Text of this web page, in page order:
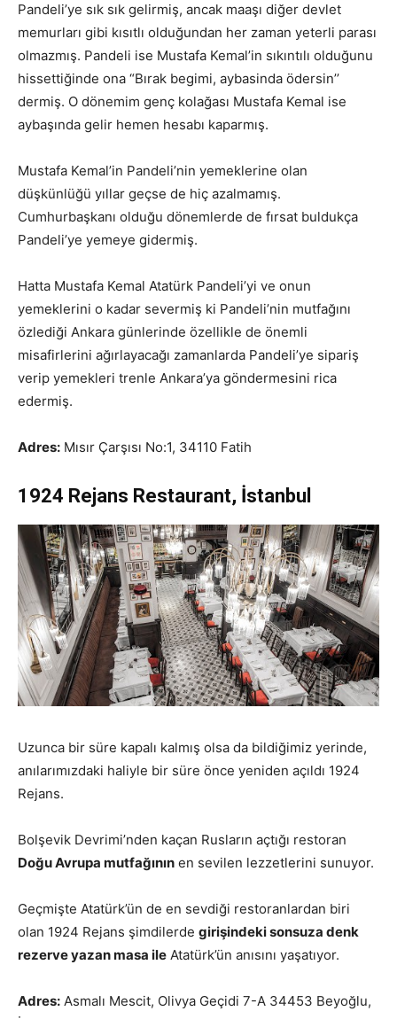
Pandeli’ye sık sık gelirmiş, ancak maaşı diğer devlet
memurları gibi kısıtlı olduğundan her zaman yeterli parası
olmazmış. Pandeli ise Mustafa Kemal’in sıkıntılı olduğunu
hissettiğinde ona “Bırak begimi, aybasinda ödersin’’
dermiş. O dönemim genç kolağası Mustafa Kemal ise
aybaşında gelir hemen hesabı kaparmış.
Mustafa Kemal’in Pandeli’nin yemeklerine olan
düşkünlüğü yıllar geçse de hiç azalmamış.
Cumhurbaşkanı olduğu dönemlerde de fırsat buldukça
Pandeli’ye yemeye gidermiş.
Hatta Mustafa Kemal Atatürk Pandeli’yi ve onun
yemeklerini o kadar severmiş ki Pandeli’nin mutfağını
özlediği Ankara günlerinde özellikle de önemli
misafirlerini ağırlayacağı zamanlarda Pandeli’ye sipariş
verip yemekleri trenle Ankara’ya göndermesini rica
edermiş.
Adres: Mısır Çarşısı No:1, 34110 Fatih
1924 Rejans Restaurant, İstanbul
Uzunca bir süre kapalı kalmış olsa da bildiğimiz yerinde,
anılarımızdaki haliyle bir süre önce yeniden açıldı 1924
Rejans.
Bolşevik Devrimi’nden kaçan Rusların açtığı restoran
Doğu Avrupa mutfağının en sevilen lezzetlerini sunuyor.
Geçmişte Atatürk’ün de en sevdiği restoranlardan biri
olan 1924 Rejans şimdilerde girişindeki sonsuza denk
rezerve yazan masa ile Atatürk’ün anısını yaşatıyor.
Adres: Asmalı Mescit, Olivya Geçidi 7-A 34453 Beyoğlu,